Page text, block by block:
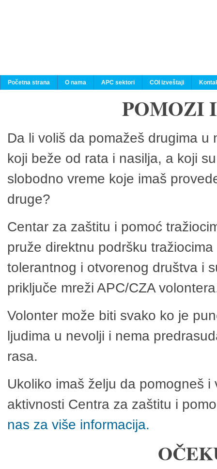
Početna strana O nama APC sektori COI izveštaji
POMOZI
Da li voliš da pomažeš drugima
koji beže od rata i nasilja, a koji
slobodno vreme koje imaš
druge?
Centar za zaštitu i pomoć
pruže direktnu podršku
tolerantnog i otvorenog društva i
priključe mreži APC/CZA
Volonter može biti svako ko je
ljudima u nevolji i nema
rasa.
Ukoliko imaš želju da pomogneš
aktivnosti Centra za zaštitu i
nas za više informacija.